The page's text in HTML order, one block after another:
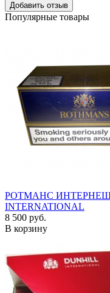
Добавить отзыв
Популярные товары
РОТМАНС
INTERNATIONAL
8 500 руб.
В корзину